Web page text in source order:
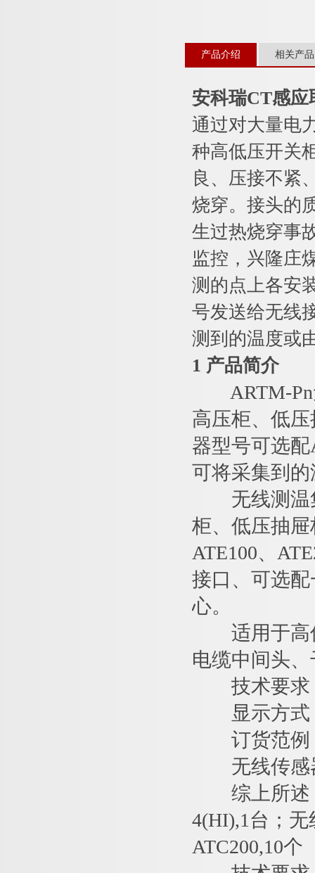
产品介绍 相关产品
安科瑞CT感应
通过对大量电
种高低压开关
良、压接不紧
烧穿。接头的
生过热烧穿事
监控，兴隆庄
测的点上各安
号发送给无线
测到的温度或
1 产品简介
ARTM-Pn
高压柜、低
器型号可选配
可将采集到
无线测温集
柜、低压抽
ATE100、
接口、可选
心。
适用于高低
电缆中间头
技术要求：
显示方式
订货范例
无线传感
综上所述，
4(HI),1台；
ATC200,10个